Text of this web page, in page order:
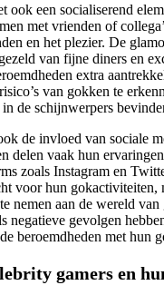
ook een socialiserend
met vrienden of
en het plezier. De
van fijne diners en
extra
van gokken te
de schijnwerpers
de invloed van sociale
delen vaak hun
zoals Instagram en
voor hun gokactiviteiten,
nemen aan de wereld
negatieve gevolgen
beroemdheden met hun
gamers en